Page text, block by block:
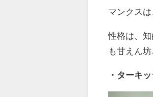
マンクス
性格は、
も甘えん坊
・ターキ